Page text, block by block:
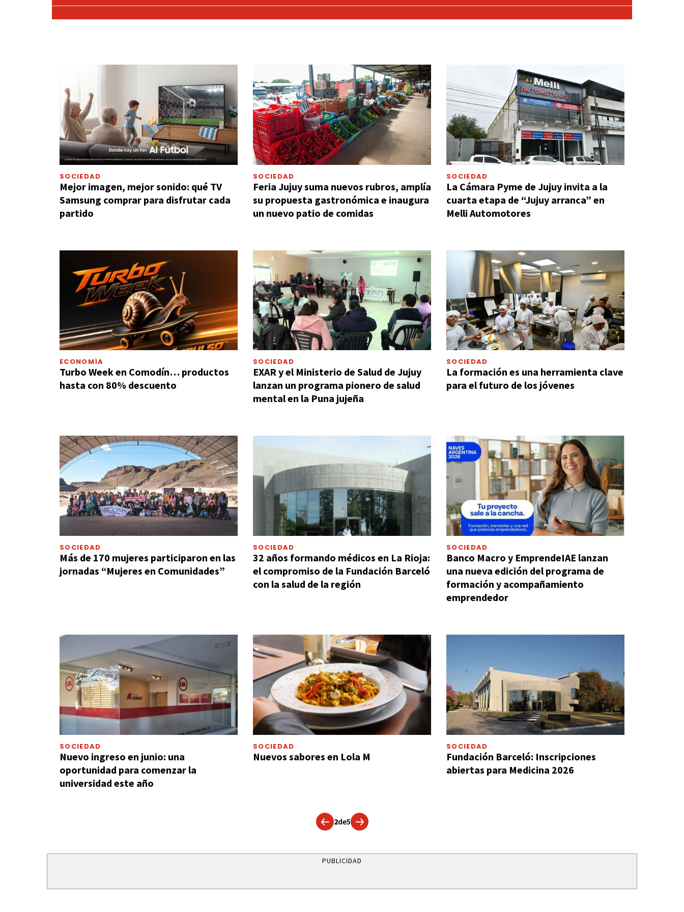
SOCIEDAD
Mejor imagen, mejor sonido: qué TV
Samsung comprar para disfrutar cada
partido
SOCIEDAD
Feria Jujuy suma nuevos rubros, amplía
su propuesta gastronómica e inaugura
un nuevo patio de comidas
SOCIEDAD
La Cámara Pyme de Jujuy invita a la
cuarta etapa de “Jujuy arranca” en
Melli Automotores
ECONOMÍA
Turbo Week en Comodín… productos
hasta con 80% descuento
SOCIEDAD
EXAR y el Ministerio de Salud de Jujuy
lanzan un programa pionero de salud
mental en la Puna jujeña
SOCIEDAD
La formación es una herramienta clave
para el futuro de los jóvenes
SOCIEDAD
Más de 170 mujeres participaron en las
jornadas “Mujeres en Comunidades”
SOCIEDAD
32 años formando médicos en La Rioja:
el compromiso de la Fundación Barceló
con la salud de la región
SOCIEDAD
Banco Macro y EmprendeIAE lanzan
una nueva edición del programa de
formación y acompañamiento
emprendedor
SOCIEDAD
Nuevo ingreso en junio: una
oportunidad para comenzar la
universidad este año
SOCIEDAD
Nuevos sabores en Lola M
SOCIEDAD
Fundación Barceló: Inscripciones
abiertas para Medicina 2026
2de5
PUBLICIDAD